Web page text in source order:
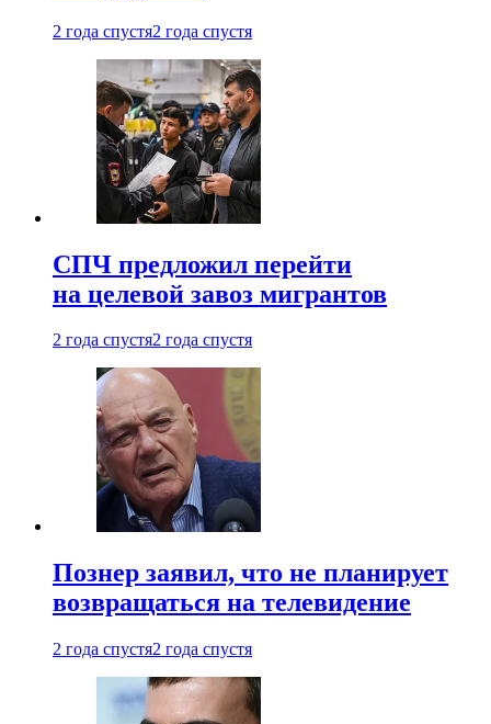
2 года спустя2 года спустя
СПЧ предложил перейти
на целевой завоз мигрантов
2 года спустя2 года спустя
Познер заявил, что не планирует
возвращаться на телевидение
2 года спустя2 года спустя